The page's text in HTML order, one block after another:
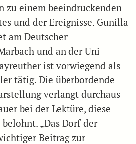
zu einem beeindruckenden
und der Ereignisse. Gunilla
am Deutschen
und an der Uni
ist vorwiegend als
tätig. Die überbordende
verlangt durchaus
bei der Lektüre, diese
„Das Dorf der
Beitrag zur